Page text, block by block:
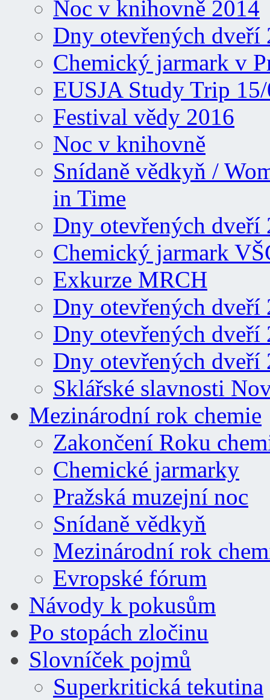
Noc v knihovně 2014
Dny otevřených dveří
Chemický jarmark v
EUSJA Study Trip
Festival vědy 2016
Noc v knihovně
Snídaně vědkyň /
in Time
Dny otevřených dveří
Chemický jarmark
Exkurze MRCH
Dny otevřených dveří
Dny otevřených dveří
Dny otevřených dveří
Sklářské slavnosti
Mezinárodní rok chemie
Zakončení Roku
Chemické jarmarky
Pražská muzejní noc
Snídaně vědkyň
Mezinárodní rok
Evropské fórum
Návody k pokusům
Po stopách zločinu
Slovníček pojmů
Superkritická tekutina